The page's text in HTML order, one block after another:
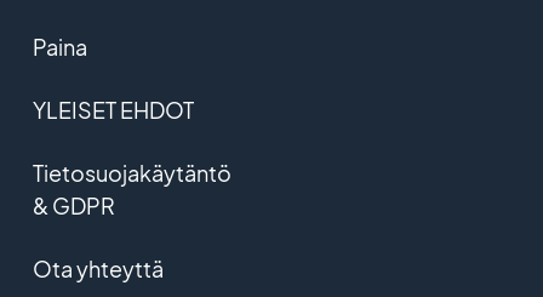
Paina
YLEISET EHDOT
Tietosuojakäytäntö
& GDPR
Ota yhteyttä